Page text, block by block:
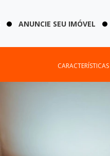
ANUNCIE SEU IMÓVEL